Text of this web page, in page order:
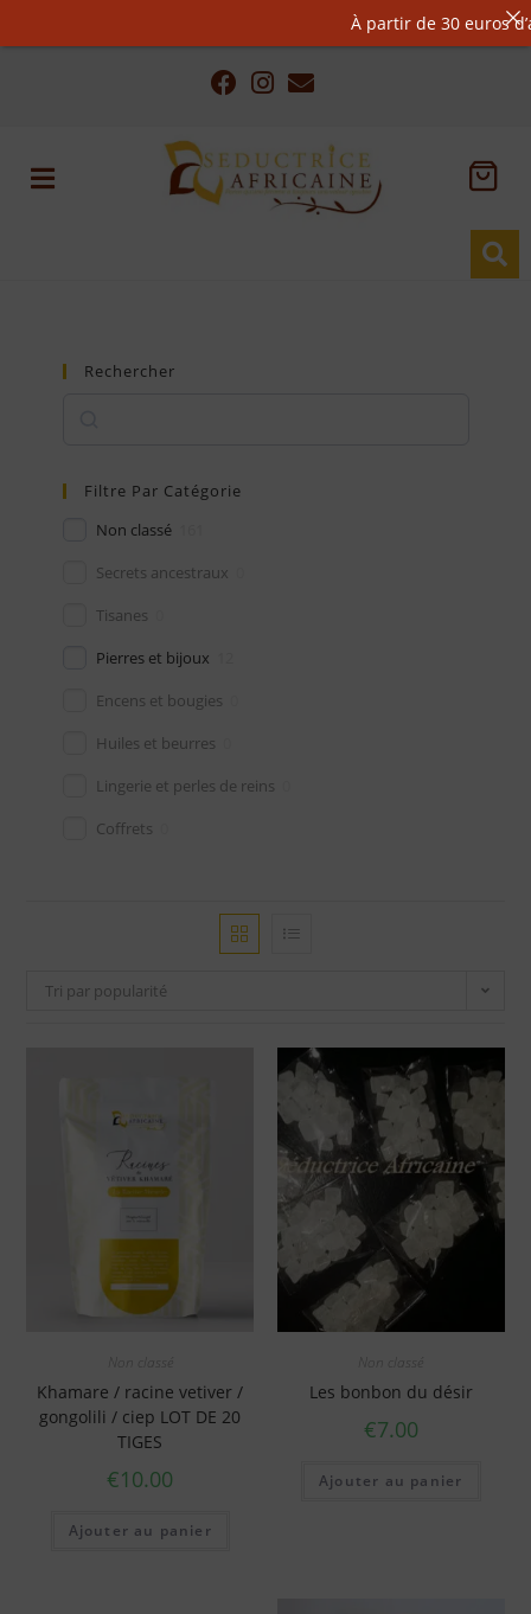
Rechercher
Filtre Par Catégorie
Non classé
Secrets ancestraux
Tisanes
Pierres et bijoux
Encens et bougies
Huiles et beurres
Lingerie et perles de reins
Coffrets
Tri par popularité
Non classé
Khamare / racine vetiver /
gongolili / ciep LOT DE 20
TIGES
€10.00
Ajouter au panier
Non classé
Les bonbon du désir
€7.00
Ajouter au panier
À partir de 30 euros